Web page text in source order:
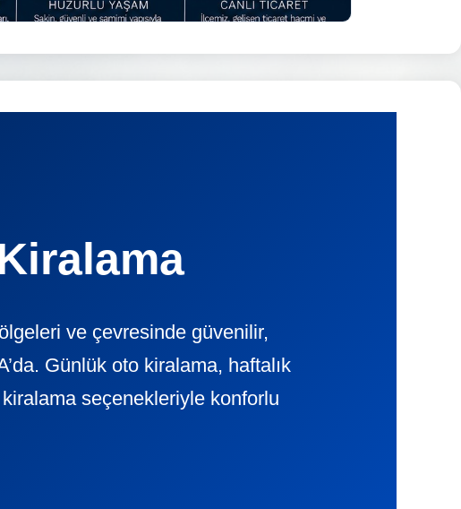
ve çevresinde güvenilir,
Günlük oto kiralama, haftalık
seçenekleriyle konforlu